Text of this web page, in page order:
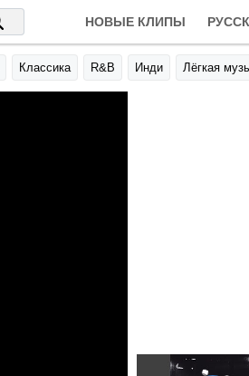
НОВЫЕ КЛИПЫ
Классика R&B Инди Лёгкая